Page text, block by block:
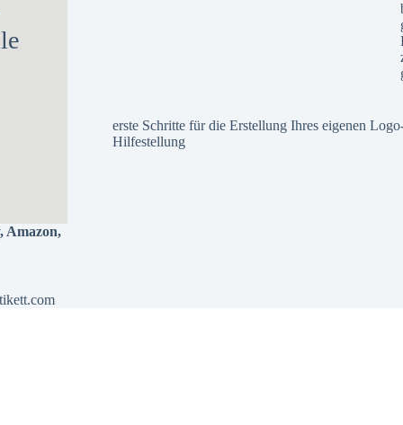
erste Schritte für die Erstellung Ihres eigenen
Hilfestellung
, Amazon,